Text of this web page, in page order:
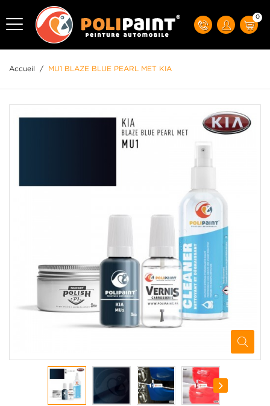
0
Accueil / MU1 BLAZE BLUE PEARL MET KIA